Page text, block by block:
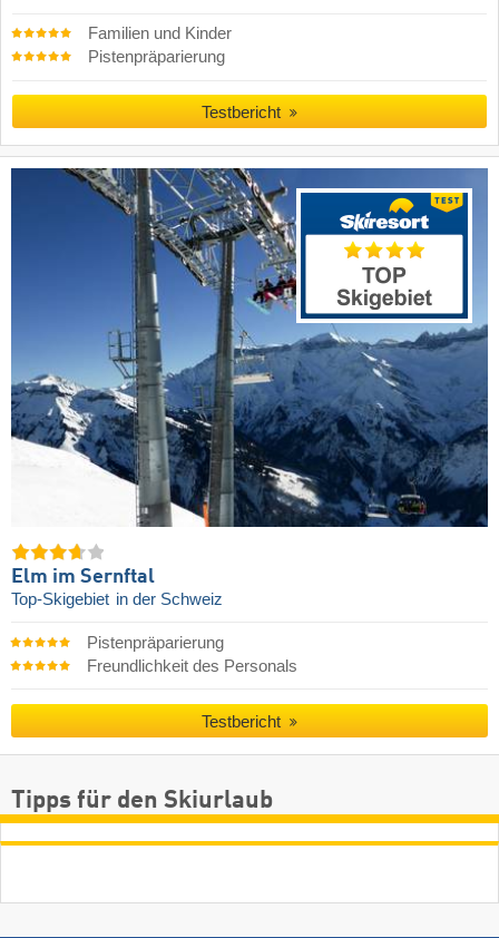
Familien und Kinder
Pistenpräparierung
Testbericht
Elm im Sernftal
Top-Skigebiet in der Schweiz
Pistenpräparierung
Freundlichkeit des Personals
Testbericht
Tipps für den Skiurlaub